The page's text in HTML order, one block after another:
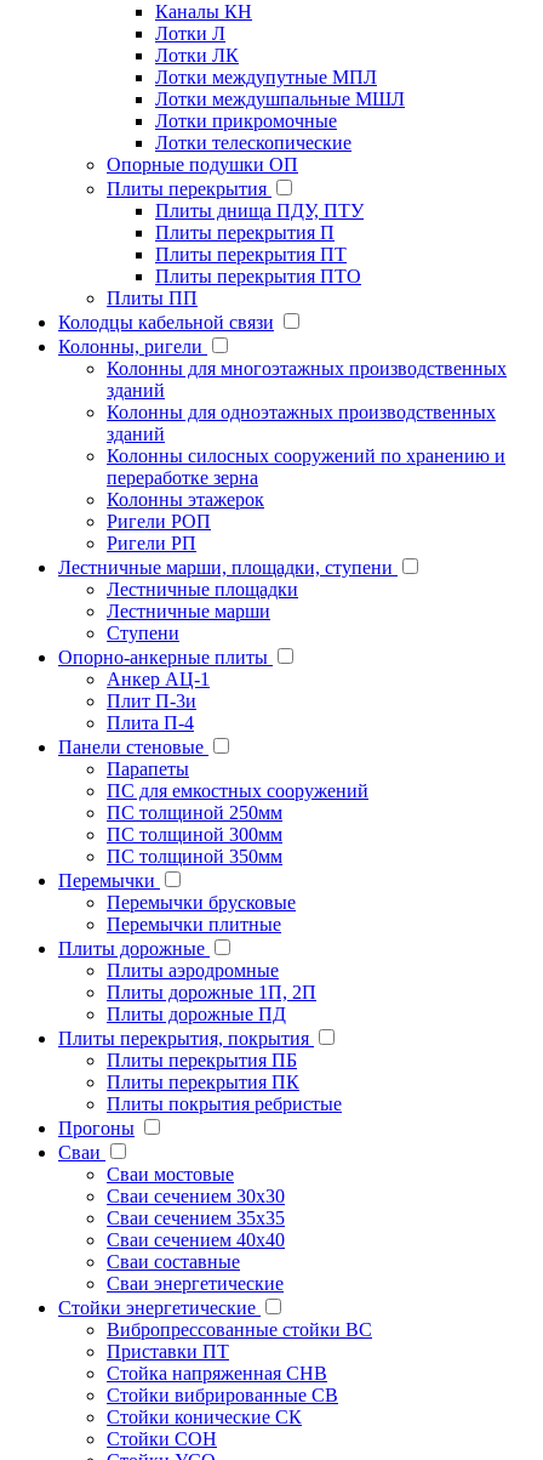
Каналы КН
Лотки Л
Лотки ЛК
Лотки междупутные МПЛ
Лотки междушпальные МШЛ
Лотки прикромочные
Лотки телескопические
Опорные подушки ОП
Плиты перекрытия
Плиты днища ПДУ, ПТУ
Плиты перекрытия П
Плиты перекрытия ПТ
Плиты перекрытия ПТО
Плиты ПП
Колодцы кабельной связи
Колонны, ригели
Колонны для многоэтажных производственных
зданий
Колонны для одноэтажных производственных
зданий
Колонны силосных сооружений по хранению и
переработке зерна
Колонны этажерок
Ригели РОП
Ригели РП
Лестничные марши, площадки, ступени
Лестничные площадки
Лестничные марши
Ступени
Опорно-анкерные плиты
Анкер АЦ-1
Плит П-3и
Плита П-4
Панели стеновые
Парапеты
ПС для емкостных сооружений
ПС толщиной 250мм
ПС толщиной 300мм
ПС толщиной 350мм
Перемычки
Перемычки брусковые
Перемычки плитные
Плиты дорожные
Плиты аэродромные
Плиты дорожные 1П, 2П
Плиты дорожные ПД
Плиты перекрытия, покрытия
Плиты перекрытия ПБ
Плиты перекрытия ПК
Плиты покрытия ребристые
Прогоны
Сваи
Сваи мостовые
Сваи сечением 30х30
Сваи сечением 35х35
Сваи сечением 40х40
Сваи составные
Сваи энергетические
Стойки энергетические
Вибропрессованные стойки ВС
Приставки ПТ
Стойка напряженная СНВ
Стойки вибрированные СВ
Стойки конические СК
Стойки СОН